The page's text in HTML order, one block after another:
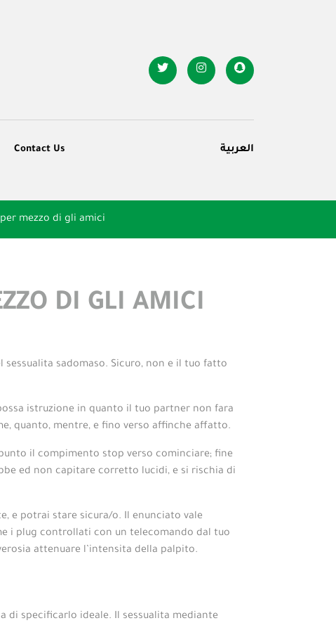
Contact Us العربية
mezzo di gli amici
DI GLI AMICI
sessualita sadomaso. Sicuro, non e il tuo fatto
istruzione in quanto il tuo partner non fara
quanto, mentre, e fino verso affinche affatto.
il compimento stop verso cominciare; fine
ed non capitare corretto lucidi, e si rischia di
e potrai stare sicura/o. Il enunciato vale
i plug controllati con un telecomando dal tuo
attenuare l’intensita della palpito.
di specificarlo ideale. Il sessualita mediante